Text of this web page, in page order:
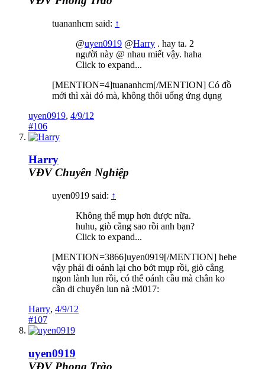
tuananhcm said: ↑
@uyen0919 @Harry . hay ta. 2
người này @ nhau miết vậy. haha
Click to expand...
[MENTION=4]tuananhcm[/MENTION] Có đồ
mới thì xài đó mà, không thôi uổng ứng dụng
uyen0919, 4/9/12
#106
Harry
VĐV Chuyên Nghiệp
uyen0919 said: ↑
Không thể mụp hơn được nữa.
huhu, giò cẳng sao rồi anh bạn?
Click to expand...
[MENTION=3866]uyen0919[/MENTION] hehe
vậy phải đi oánh lại cho bớt mụp rồi, giò cẳng
ngon lành lun rồi, có thể oánh cầu mà chân ko
cần di chuyển lun nà :M017:
Harry, 4/9/12
#107
uyen0919
VĐV Phong Trào